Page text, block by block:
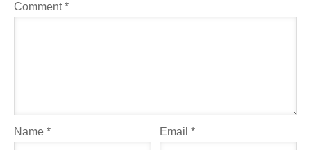
Comment*
Name * Email*